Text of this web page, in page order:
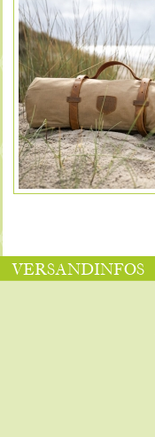
VERSANDINFOS